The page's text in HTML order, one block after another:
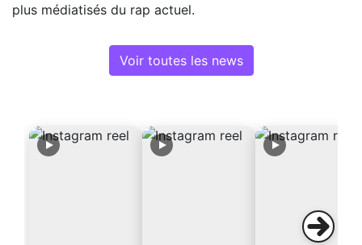
plus médiatisés du rap actuel.
Voir toutes les news